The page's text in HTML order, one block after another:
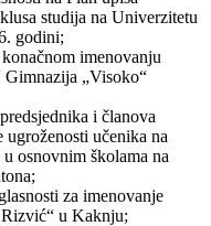
studija na Univerzitetu
godini;
imenovanju
Gimnazija „Visoko“
i članova
učenika na
osnovnim školama na
za imenovanje
u Kaknju;